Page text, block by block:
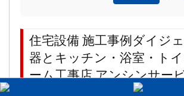
住宅設備 施工事例ダイジ
器とキッチン・浴室・ト
ーム工事店 アンシンサー